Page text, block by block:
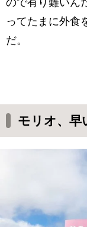
ので有り難いん
ってたまに外食
だ。
モリオ、早